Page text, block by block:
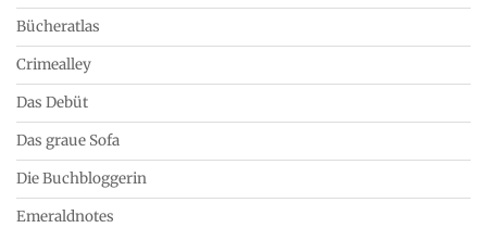
Bücheratlas
Crimealley
Das Debüt
Das graue Sofa
Die Buchbloggerin
Emeraldnotes